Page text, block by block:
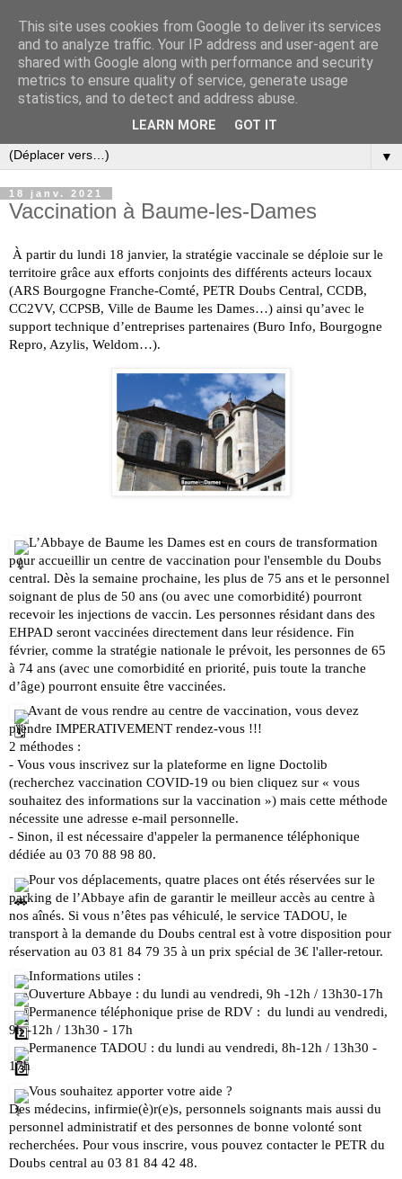
▼
18 janv. 2021
Vaccination à Baume-les-Dames
À partir du lundi 18 janvier, la stratégie vaccinale se déploie sur le
territoire grâce aux efforts conjoints des différents acteurs locaux
(ARS Bourgogne Franche-Comté, PETR Doubs Central, CCDB,
CC2VV, CCPSB, Ville de Baume les Dames…) ainsi qu’avec le
support technique d’entreprises partenaires (Buro Info, Bourgogne
Repro, Azylis, Weldom…).
L’Abbaye de Baume les Dames est en cours de transformation
pour accueillir un centre de vaccination pour l'ensemble du Doubs
central. Dès la semaine prochaine, les plus de 75 ans et le personnel
soignant de plus de 50 ans (ou avec une comorbidité) pourront
recevoir les injections de vaccin. Les personnes résidant dans des
EHPAD seront vaccinées directement dans leur résidence. Fin
février, comme la stratégie nationale le prévoit, les personnes de 65
à 74 ans (avec une comorbidité en priorité, puis toute la tranche
d’âge) pourront ensuite être vaccinées.
Avant de vous rendre au centre de vaccination, vous devez
prendre IMPERATIVEMENT rendez-vous !!!
2 méthodes :
- Vous vous inscrivez sur la plateforme en ligne Doctolib
(recherchez vaccination COVID-19 ou bien cliquez sur « vous
souhaitez des informations sur la vaccination ») mais cette méthode
nécessite une adresse e-mail personnelle.
- Sinon, il est nécessaire d'appeler la permanence téléphonique
dédiée au 03 70 88 98 80.
Pour vos déplacements, quatre places ont étés réservées sur le
parking de l’Abbaye afin de garantir le meilleur accès au centre à
nos aînés. Si vous n’êtes pas véhiculé, le service TADOU, le
transport à la demande du Doubs central est à votre disposition pour
réservation au 03 81 84 79 35 à un prix spécial de 3€ l'aller-retour.
Informations utiles :
Ouverture Abbaye : du lundi au vendredi, 9h -12h / 13h30-17h
Permanence téléphonique prise de RDV :  du lundi au vendredi,
9h -12h / 13h30 - 17h
Permanence TADOU : du lundi au vendredi, 8h-12h / 13h30 -
17h
Vous souhaitez apporter votre aide ?
Des médecins, infirmie(è)r(e)s, personnels soignants mais aussi du
personnel administratif et des personnes de bonne volonté sont
recherchées. Pour vous inscrire, vous pouvez contacter le PETR du
Doubs central au 03 81 84 42 48.
This site uses cookies from Google to deliver its services
and to analyze traffic. Your IP address and user-agent are
shared with Google along with performance and security
metrics to ensure quality of service, generate usage
statistics, and to detect and address abuse.
LEARN MORE GOT IT